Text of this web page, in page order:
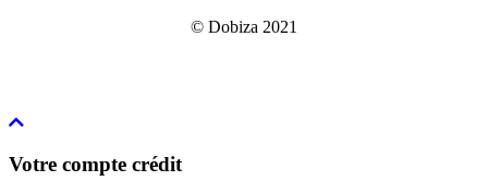
© Dobiza 2021
Votre compte crédit